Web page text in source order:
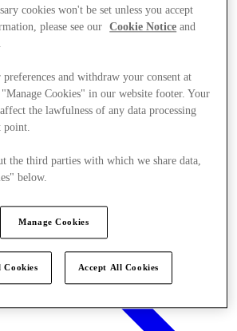
cookies won't be set unless you accept
please see our
Cookie Notice and
preferences and withdraw your consent at
Cookies" in our website footer. Your
the lawfulness of any data processing
point.
the third parties with which we share data,
below.
Manage Cookies
Cookies Accept All Cookies